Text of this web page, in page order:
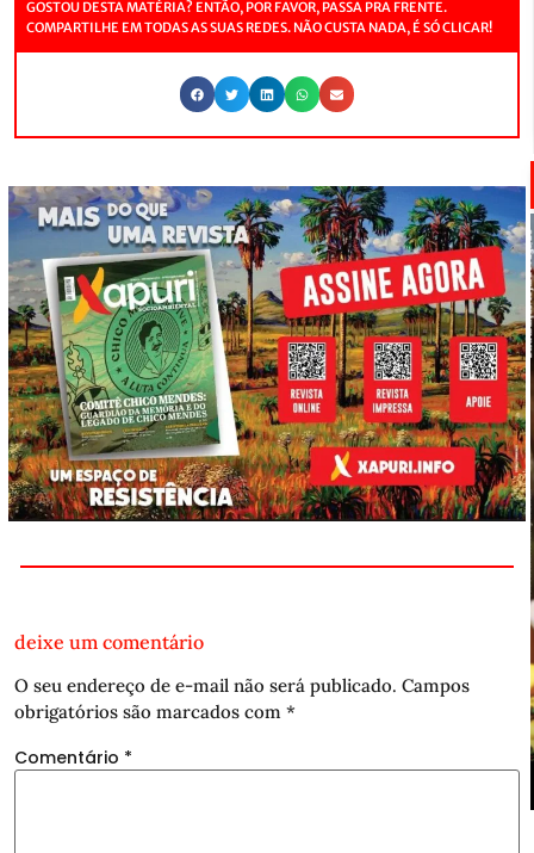
GOSTOU DESTA MATÉRIA? ENTÃO, POR FAVOR, PASSA PRA FRENTE.
COMPARTILHE EM TODAS AS SUAS REDES. NÃO CUSTA NADA, É SÓ CLICAR!
deixe um comentário
O seu endereço de e-mail não será publicado. Campos
obrigatórios são marcados com *
Comentário *